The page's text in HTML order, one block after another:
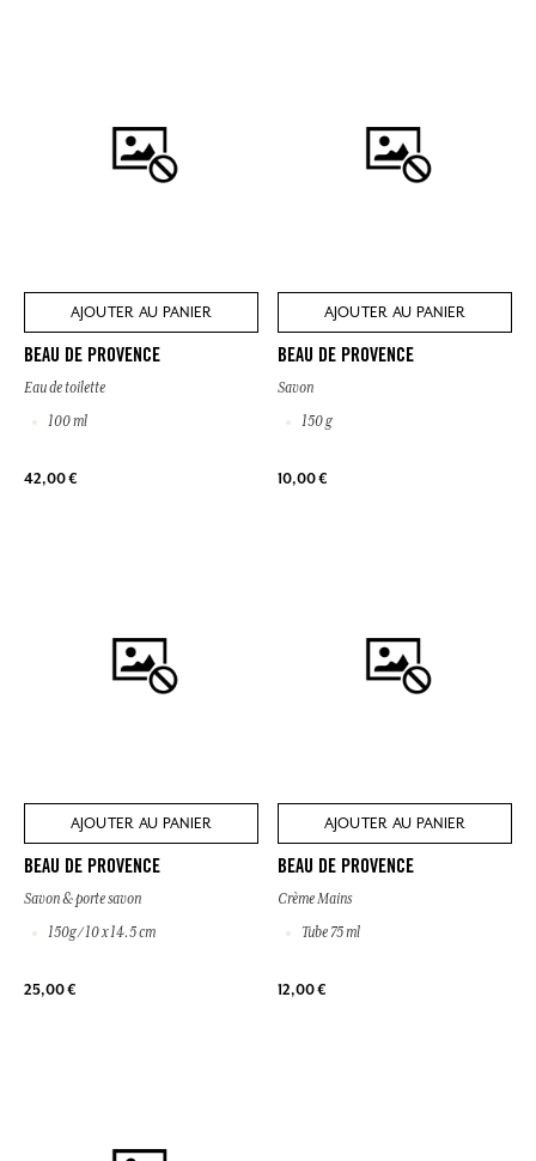
AJOUTER AU PANIER
BEAU DE PROVENCE
Eau de toilette
100 ml
42,00 €
AJOUTER AU PANIER
BEAU DE PROVENCE
Savon
150 g
10,00 €
AJOUTER AU PANIER
BEAU DE PROVENCE
Savon & porte savon
150g / 10 x 14.5 cm
25,00 €
AJOUTER AU PANIER
BEAU DE PROVENCE
Crème Mains
Tube 75 ml
12,00 €